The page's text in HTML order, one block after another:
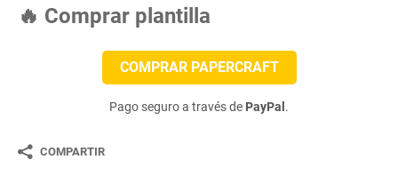
🔥 Comprar plantilla
COMPRAR PAPERCRAFT
Pago seguro a través de PayPal .
COMPARTIR